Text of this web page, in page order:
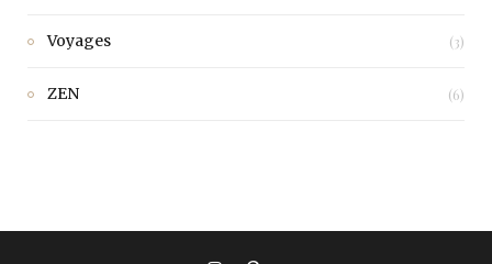
Voyages (3)
ZEN (6)